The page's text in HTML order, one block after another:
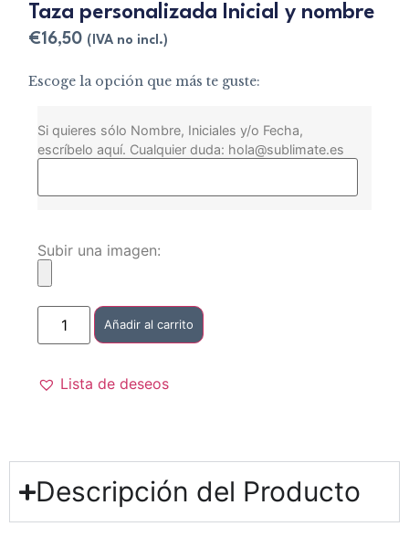
Taza personalizada Inicial y nombre
€16,50 (IVA no incl.)
Escoge la opción que más te guste:
Si quieres sólo Nombre, Iniciales y/o Fecha,
escríbelo aquí. Cualquier duda: hola@sublimate.es
Subir una imagen:
Añadir al carrito
Lista de deseos
Descripción del Producto